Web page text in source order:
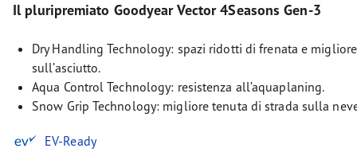
Il pluripremiato Goodyear Vector 4Seasons Gen-3
Dry Handling Technology: spazi ridotti di frenata e
sull’asciutto.
Aqua Control Technology: resistenza all’aquaplaning.
Snow Grip Technology: migliore tenuta di strada sulla
EV-Ready